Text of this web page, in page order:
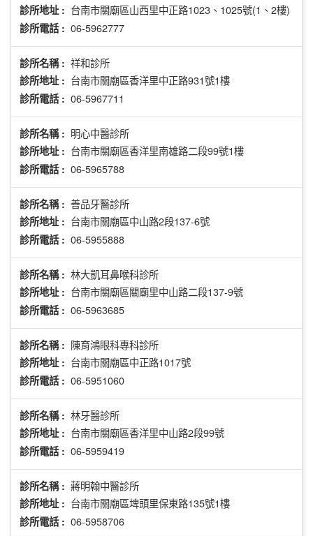
診所地址 : 台南市關廟區山西里中正路1023、1025號(1、2樓)
診所電話 : 06-5962777
診所名稱 : 祥和診所
診所地址 : 台南市關廟區香洋里中正路931號1樓
診所電話 : 06-5967711
診所名稱 : 明心中醫診所
診所地址 : 台南市關廟區香洋里南雄路二段99號1樓
診所電話 : 06-5965788
診所名稱 : 善品牙醫診所
診所地址 : 台南市關廟區中山路2段137-6號
診所電話 : 06-5955888
診所名稱 : 林大凱耳鼻喉科診所
診所地址 : 台南市關廟區關廟里中山路二段137-9號
診所電話 : 06-5963685
診所名稱 : 陳育鴻眼科專科診所
診所地址 : 台南市關廟區中正路1017號
診所電話 : 06-5951060
診所名稱 : 林牙醫診所
診所地址 : 台南市關廟區香洋里中山路2段99號
診所電話 : 06-5959419
診所名稱 : 蔣明翰中醫診所
診所地址 : 台南市關廟區埤頭里保東路135號1樓
診所電話 : 06-5958706